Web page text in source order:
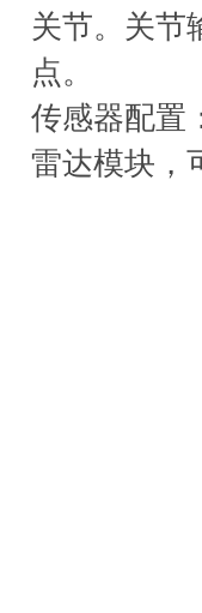
关节。关节
点。
传感器配置
雷达模块，